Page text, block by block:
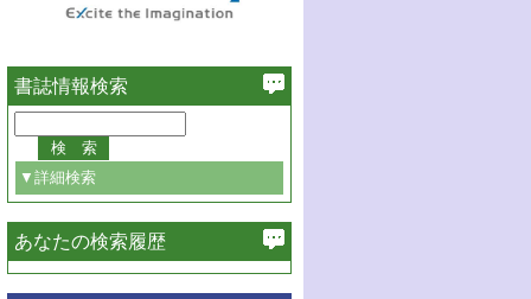
書誌情報検索
▼詳細検索
必ず含む
あなたの検索履歴